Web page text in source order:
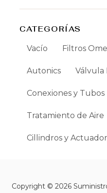
CATEGORÍAS
Vacío Filtros
Autonics Válvula
Conexiones y Tubos
Tratamiento de Aire
Cillindros y
Copyright © 2026